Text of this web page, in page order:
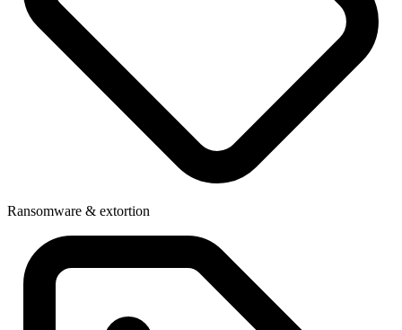
Ransomware & extortion